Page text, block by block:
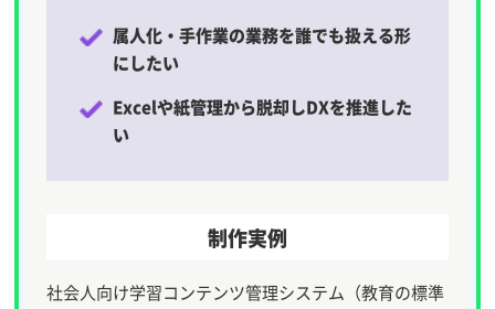
属人化・手作業の業務を誰でも扱える形
にしたい
Excelや紙管理から脱却しDXを推進した
い
制作実例
社会人向け学習コンテンツ管理システム（教育の標準